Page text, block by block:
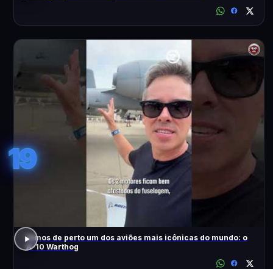
19
Vimos de perto um dos aviões mais icônicas do mundo: o
A-10 Warthog